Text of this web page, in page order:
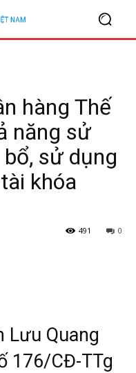
hàng Thế
năng sử
sử dụng
khóa
0
491
Lưu Quang
176/CĐ-TTg